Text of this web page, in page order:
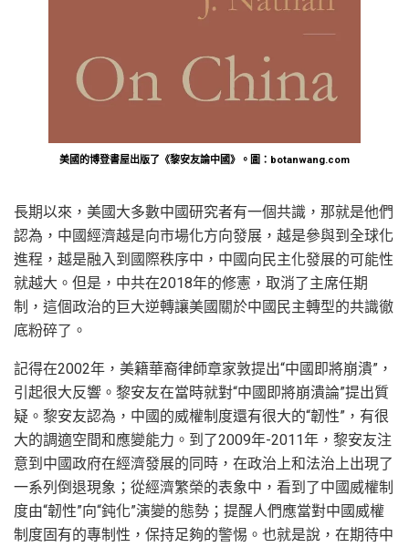
美國的博登書屋出版了《黎安友論中國》。圖：botanwang.com
長期以來，美國大多數中國研究者有一個共識，那就是他們
認為，中國經濟越是向市場化方向發展，越是參與到全球化
進程，越是融入到國際秩序中，中國向民主化發展的可能性
就越大。但是，中共在2018年的修憲，取消了主席任期
制，這個政治的巨大逆轉讓美國關於中國民主轉型的共識徹
底粉碎了。
記得在2002年，美籍華裔律師章家敦提出“中國即將崩潰”，
引起很大反響。黎安友在當時就對“中國即將崩潰論”提出質
疑。黎安友認為，中國的威權制度還有很大的“韌性”，有很
大的調適空間和應變能力。到了2009年-2011年，黎安友注
意到中國政府在經濟發展的同時，在政治上和法治上出現了
一系列倒退現象；從經濟繁榮的表象中，看到了中國威權制
度由“韌性”向“鈍化”演變的態勢；提醒人們應當對中國威權
制度固有的專制性，保持足夠的警惕。也就是說，在期待中